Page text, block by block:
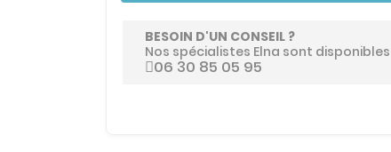
BESOIN D'UN CONSEIL ?
Nos spécialistes Elna sont
06 30 85 05 95